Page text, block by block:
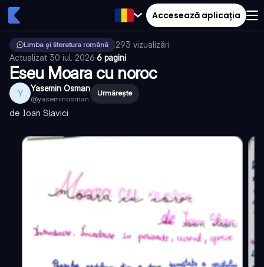
Accesează aplicația
Limba și literatura română 293 vizualizări·
Actualizat 30 iul. 2026·6 pagini
Eseu Moara cu noroc
Y Yasemin Osman
@yaseminosman
Urmărește
de Ioan Slavici